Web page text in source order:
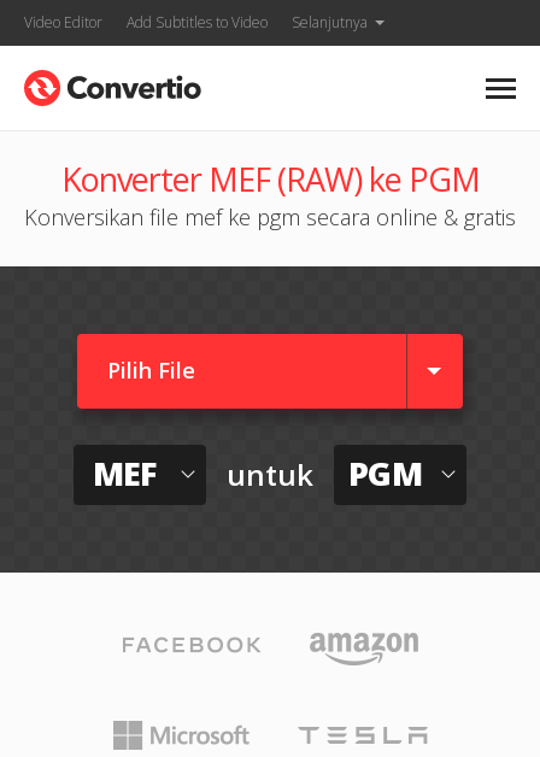
Video Editor Add Subtitles to Video Selanjutnya
Konverter MEF (RAW) ke PGM
Konversikan file mef ke pgm secara online & gratis
Pilih File
MEF untuk PGM